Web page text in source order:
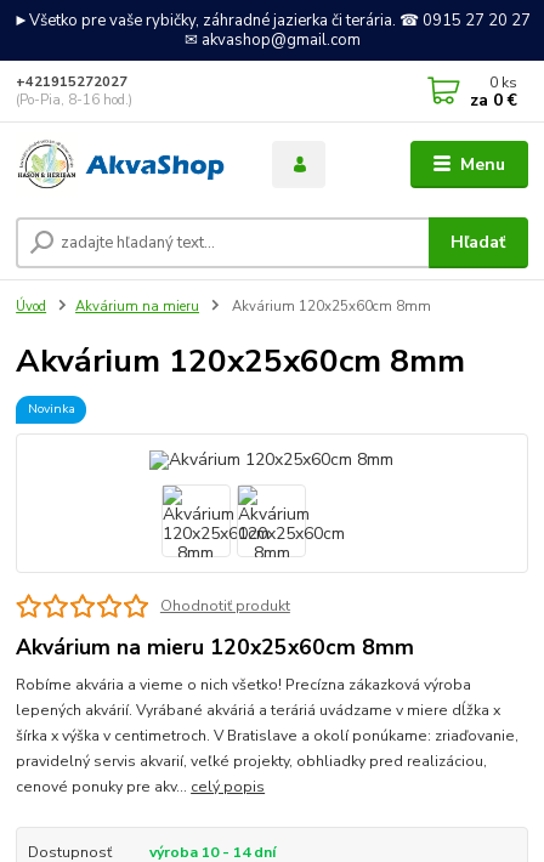
►Všetko pre vaše rybičky, záhradné jazierka či terária. ☎ 0915 27 20 27
✉ akvashop@gmail.com
Menu
Hľadať
+421915272027
(Po-Pia, 8-16 hod.)
0 ks
za 0 €
Úvod Akvárium na mieru Akvárium 120x25x60cm 8mm
Akvárium 120x25x60cm 8mm
Novinka
Ohodnotiť produkt
Akvárium na mieru 120x25x60cm 8mm
Robíme akvária a vieme o nich všetko! Precízna zákazková výroba
lepených akvárií. Vyrábané akváriá a teráriá uvádzame v miere dĺžka x
šírka x výška v centimetroch. V Bratislave a okolí ponúkame: zriaďovanie,
pravidelný servis akvarií, veľké projekty, obhliadky pred realizáciou,
cenové ponuky pre akv... celý popis
Dostupnosť
výroba 10 - 14 dní